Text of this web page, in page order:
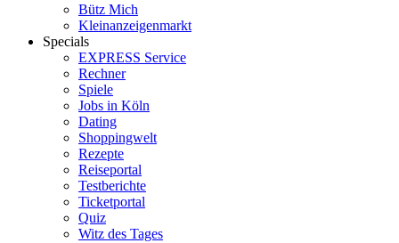
Bütz Mich
Kleinanzeigenmarkt
Specials
EXPRESS Service
Rechner
Spiele
Jobs in Köln
Dating
Shoppingwelt
Rezepte
Reiseportal
Testberichte
Ticketportal
Quiz
Witz des Tages